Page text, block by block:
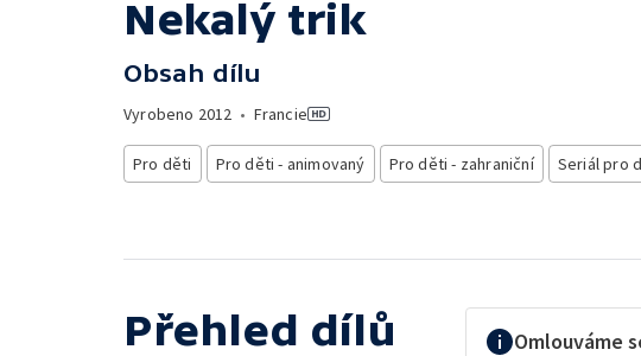
Nekalý trik
Obsah dílu
Vyrobeno 2012 • Francie
Pro děti Pro děti - animovaný Pro děti - zahraniční Seriál pro
Přehled dílů Omlouváme